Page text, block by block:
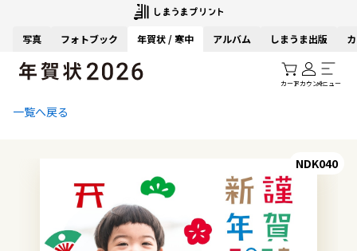
写真 フォトブック 年賀状 / 寒中 アルバム しまうま出版
カートアカウントメニュー
一覧へ戻る
NDK040